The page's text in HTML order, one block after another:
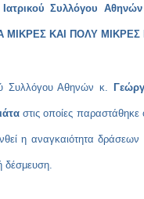
Ιατρικού Συλλόγου Αθηνών
ΚΑΙ ΠΟΛΥ ΜΙΚΡΕΣ
Συλλόγου Αθηνών κ.
στις οποίες παραστάθηκε
η αναγκαιότητα
δέσμευση.